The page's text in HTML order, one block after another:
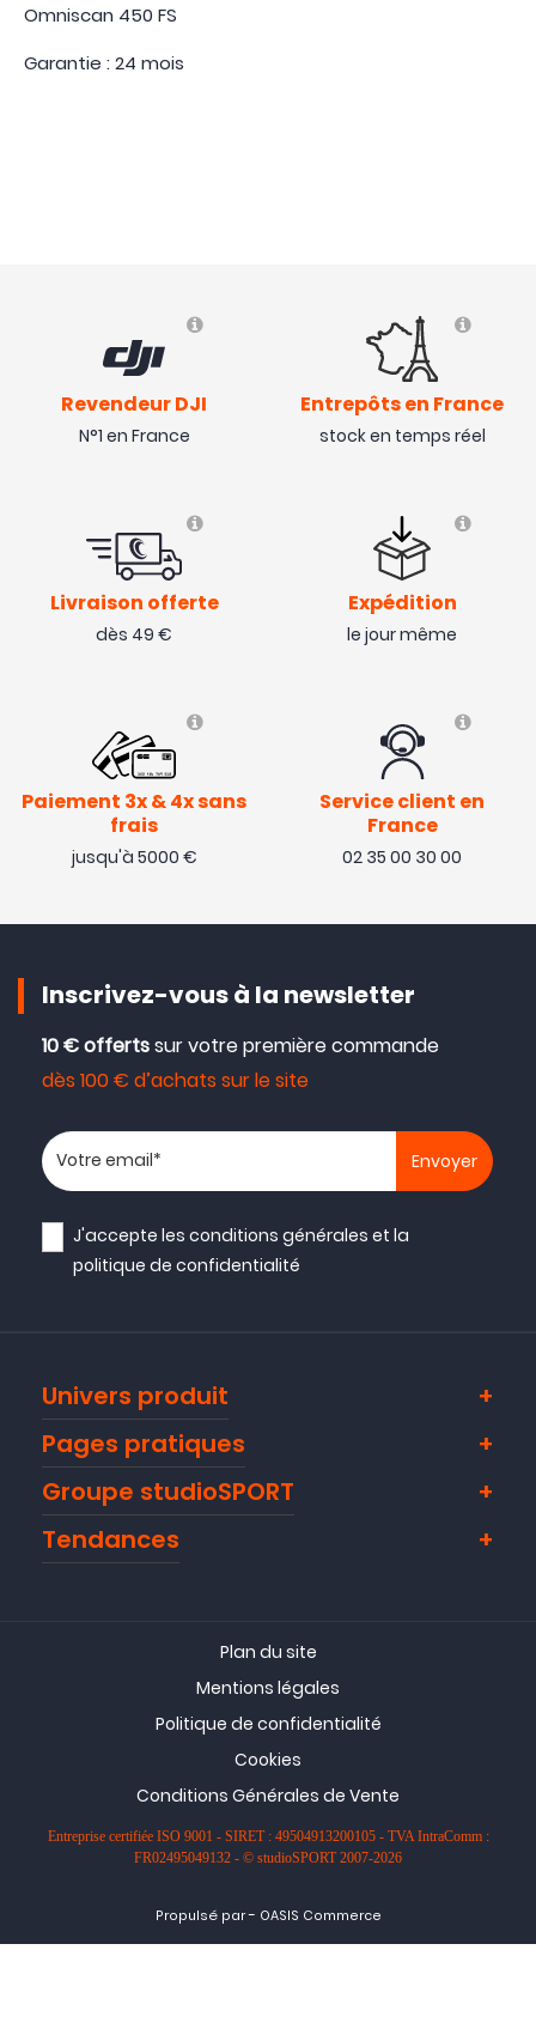
Omniscan 450 FS
Garantie : 24 mois
Revendeur DJI
N°1 en France
Entrepôts en France
stock en temps réel
Livraison offerte
dès 49 €
Expédition
le jour même
Paiement 3x & 4x sans
frais
jusqu'à 5000 €
Service client en
France
02 35 00 30 00
Inscrivez-vous à la newsletter
10 € offertssur votre première commande
dès 100 € d’achats sur le site
Votre adresse email
J'accepte lesconditions générales et la
politique de confidentialité
Univers produit
Pages pratiques
Groupe studioSPORT
Tendances
Plan du site
Mentions légales
Politique de confidentialité
Cookies
Conditions Générales de Vente
Entreprise certifiée ISO 9001 - SIRET : 49504913200105 - TVA IntraComm :
FR02495049132 - © studioSPORT 2007-2026
Propulsé par- OASIS Commerce